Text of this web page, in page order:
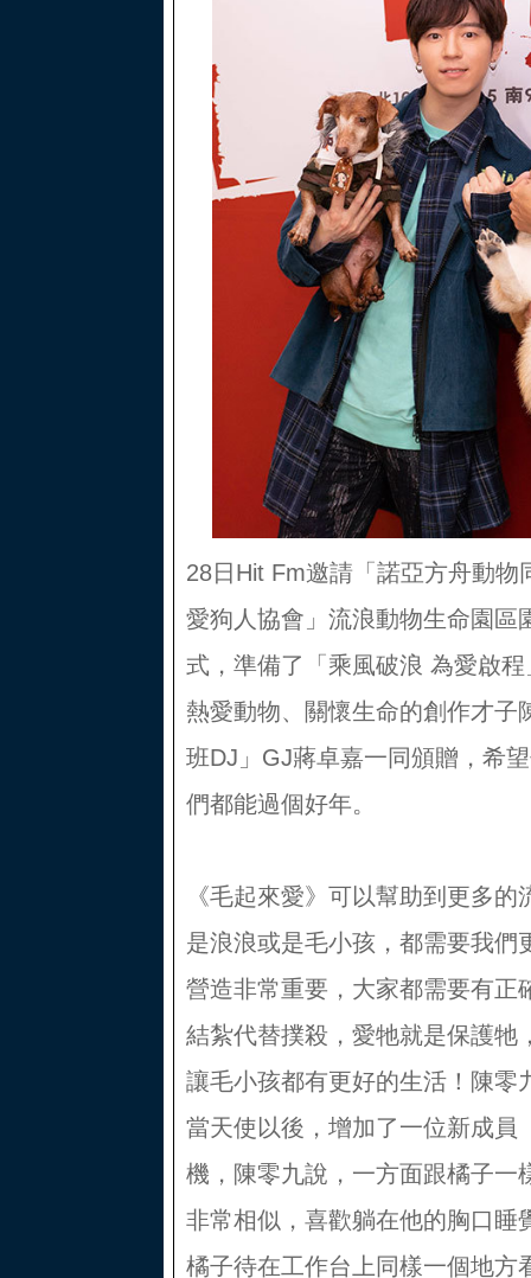
28日Hit Fm邀請「諾亞方舟動
愛狗人協會」流浪動物生命園區
式，準備了「乘風破浪 為愛啟
熱愛動物、關懷生命的創作才子
班DJ」GJ蔣卓嘉一同頒贈，希
們都能過個好年。
《毛起來愛》可以幫助到更多
是浪浪或是毛小孩，都需要我們
營造非常重要，大家都需要有正
結紮代替撲殺，愛牠就是保護牠
讓毛小孩都有更好的生活！陳零
當天使以後，增加了一位新成員
機，陳零九說，一方面跟橘子一
非常相似，喜歡躺在他的胸口睡
橘子待在工作台上同樣一個地方